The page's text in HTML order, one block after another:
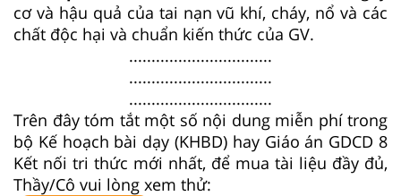
cơ và hậu quả của tai nạn vũ khí, cháy, nổ và các
chất độc hại và chuẩn kiến thức của GV.
................................
................................
................................
Trên đây tóm tắt một số nội dung miễn phí trong
bộ Kế hoạch bài dạy (KHBD) hay Giáo án GDCD 8
Kết nối tri thức mới nhất, để mua tài liệu đầy đủ,
Thầy/Cô vui lòng xem thử: